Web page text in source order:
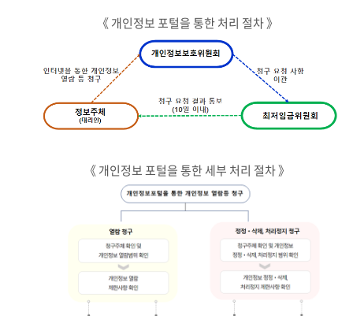
《 개인정보 포털을 통한 처리 절차 》
《 개인정보 포털을 통한 세부 처리 절차 》